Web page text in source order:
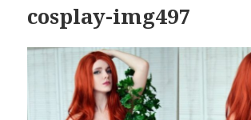
cosplay-img497